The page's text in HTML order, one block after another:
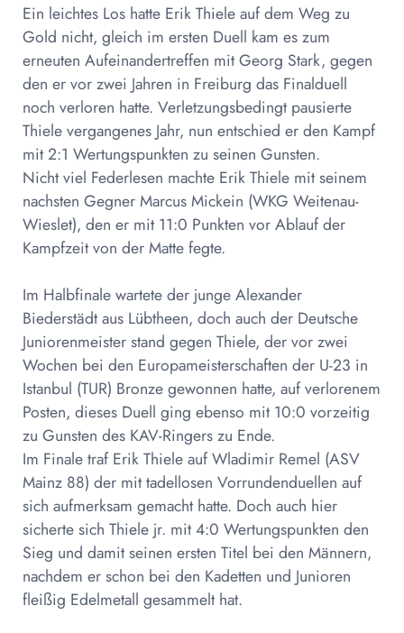
Ein leichtes Los hatte Erik Thiele auf dem Weg zu
Gold nicht, gleich im ersten Duell kam es zum
erneuten Aufeinandertreffen mit Georg Stark, gegen
den er vor zwei Jahren in Freiburg das Finalduell
noch verloren hatte. Verletzungsbedingt pausierte
Thiele vergangenes Jahr, nun entschied er den Kampf
mit 2:1 Wertungspunkten zu seinen Gunsten.
Nicht viel Federlesen machte Erik Thiele mit seinem
nachsten Gegner Marcus Mickein (WKG Weitenau-
Wieslet), den er mit 11:0 Punkten vor Ablauf der
Kampfzeit von der Matte fegte.
Im Halbfinale wartete der junge Alexander
Biederstädt aus Lübtheen, doch auch der Deutsche
Juniorenmeister stand gegen Thiele, der vor zwei
Wochen bei den Europameisterschaften der U-23 in
Istanbul (TUR) Bronze gewonnen hatte, auf verlorenem
Posten, dieses Duell ging ebenso mit 10:0 vorzeitig
zu Gunsten des KAV-Ringers zu Ende.
Im Finale traf Erik Thiele auf Wladimir Remel (ASV
Mainz 88) der mit tadellosen Vorrundenduellen auf
sich aufmerksam gemacht hatte. Doch auch hier
sicherte sich Thiele jr. mit 4:0 Wertungspunkten den
Sieg und damit seinen ersten Titel bei den Männern,
nachdem er schon bei den Kadetten und Junioren
fleißig Edelmetall gesammelt hat.